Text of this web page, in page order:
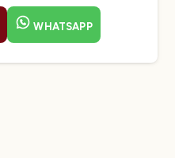
WHATSAPP